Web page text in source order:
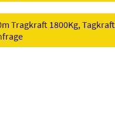
Tragkraft 1800Kg, Tagkraft